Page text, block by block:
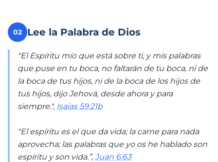
02 Lee la Palabra de Dios
"El Espíritu mío que está sobre ti, y mis palabras
que puse en tu boca, no faltarán de tu boca, ni de
la boca de tus hijos, ni de la boca de los hijos de
tus hijos, dijo Jehová, desde ahora y para
siempre.", Isaías 59:21b
"El espíritu es el que da vida; la carne para nada
aprovecha; las palabras que yo os he hablado son
espíritu y son vida.”, Juan 6:63